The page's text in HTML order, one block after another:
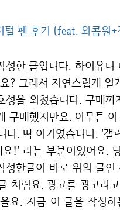
펜 후기 (feat. 와콤원
? 그래서 자연스럽게
을 외쳤습니다. 구매
구매했지만요. 아무튼
. 딱 이거였습니다. '갤
!' 라는 부분이었어요.
한글이 바로 위의 글
처럼요. 광고를 광고라
요. 지금 이 글을 작성